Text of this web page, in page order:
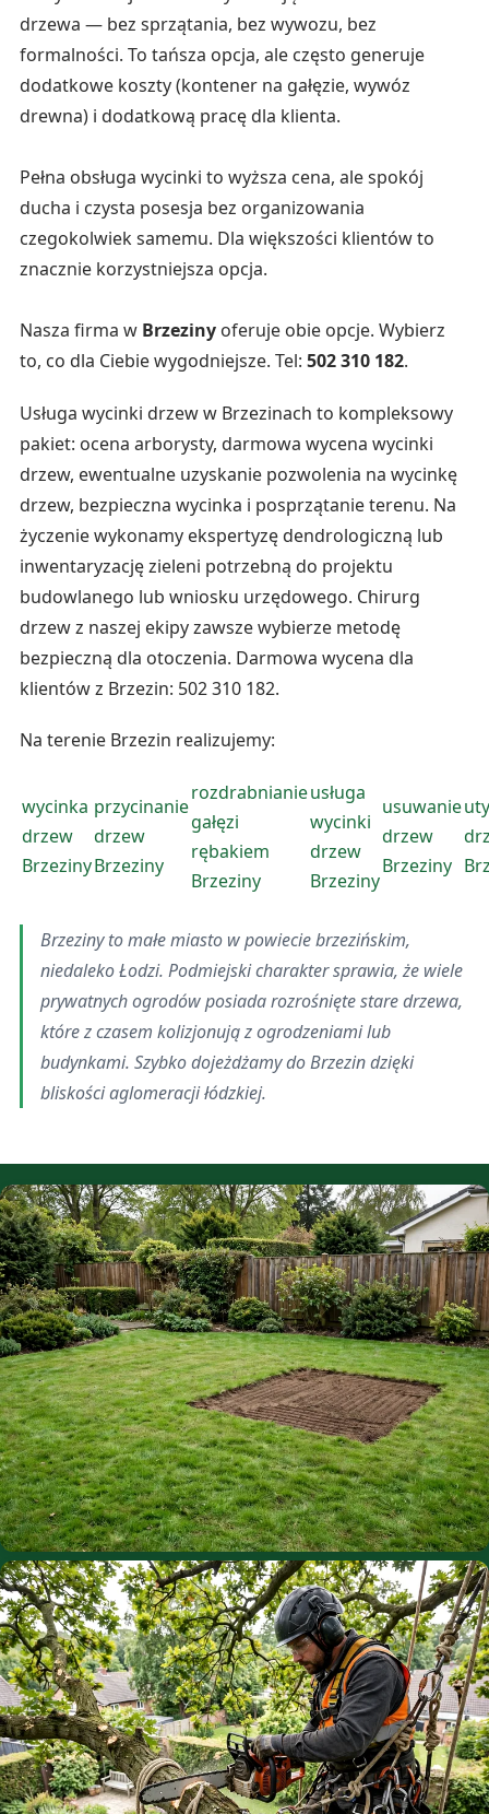
drzewa — bez sprzątania, bez wywozu, bez
formalności. To tańsza opcja, ale często generuje
dodatkowe koszty (kontener na gałęzie, wywóz
drewna) i dodatkową pracę dla klienta.
Pełna obsługa wycinki to wyższa cena, ale spokój
ducha i czysta posesja bez organizowania
czegokolwiek samemu. Dla większości klientów to
znacznie korzystniejsza opcja.
Nasza firma w Brzezinyoferuje obie opcje. Wybierz
to, co dla Ciebie wygodniejsze. Tel: 502 310 182.
Usługa wycinki drzew w Brzezinach to kompleksowy
pakiet: ocena arborysty, darmowa wycena wycinki
drzew, ewentualne uzyskanie pozwolenia na wycinkę
drzew, bezpieczna wycinka i posprzątanie terenu. Na
życzenie wykonamy ekspertyzę dendrologiczną lub
inwentaryzację zieleni potrzebną do projektu
budowlanego lub wniosku urzędowego. Chirurg
drzew z naszej ekipy zawsze wybierze metodę
bezpieczną dla otoczenia. Darmowa wycena dla
klientów z Brzezin: 502 310 182.
Na terenie Brzezin realizujemy:
wycinka
drzew
Brzeziny
przycinanie
drzew
Brzeziny
rozdrabnianie
gałęzi
rębakiem
Brzeziny
usługa
wycinki
drzew
Brzeziny
usuwanie
drzew
Brzeziny
Brzeziny to małe miasto w powiecie brzezińskim,
niedaleko Łodzi. Podmiejski charakter sprawia, że wiele
prywatnych ogrodów posiada rozrośnięte stare drzewa,
które z czasem kolizjonują z ogrodzeniami lub
budynkami. Szybko dojeżdżamy do Brzezin dzięki
bliskości aglomeracji łódzkiej.